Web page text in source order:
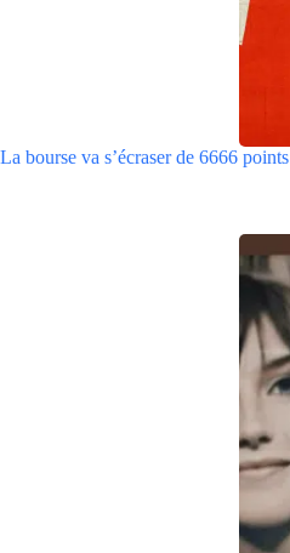
La bourse va s’écraser de 6666 points